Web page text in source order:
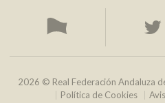
2026 © Real Federación Andaluza
Política de Cookies